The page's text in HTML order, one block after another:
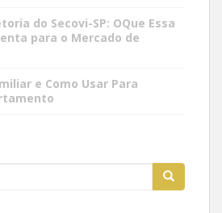
do Secovi-SP: OQue Essa
para o Mercado de
e Como Usar Para